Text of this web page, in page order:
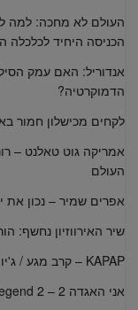
הכניסה היחיד לכלכלה
אנדוריל: האם עמק
הדמוקרטיה?
לקחים מכישלון חמור
העולם
אפרים שמיר – נכון את
שיר האירווזיון נחשף:
KAPAP – קרב מגע / ג'יו ג'יטסו ישראלי
אני האגדה 2 – I AM legend 2